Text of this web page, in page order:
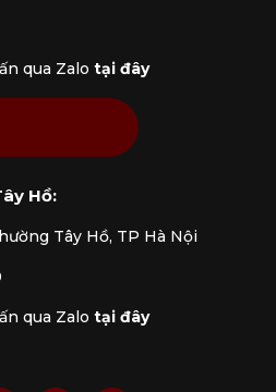
qua Zalo tại đây
Hồ:
Tây Hồ, TP Hà Nội
qua Zalo tại đây